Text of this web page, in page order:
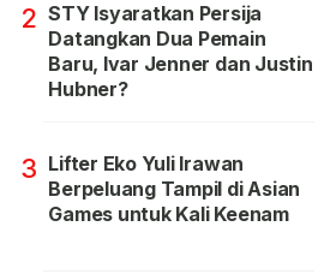
2 STY Isyaratkan Persija
Datangkan Dua Pemain
Baru, Ivar Jenner dan Justin
Hubner?
3 Lifter Eko Yuli Irawan
Berpeluang Tampil di Asian
Games untuk Kali Keenam